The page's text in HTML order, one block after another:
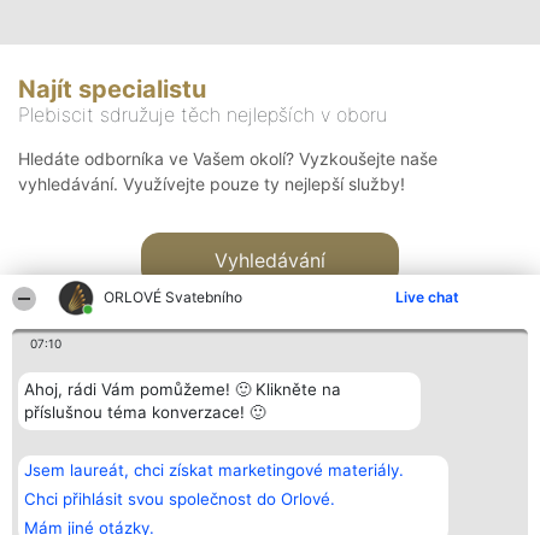
ORLOVÉ Svatebního Live chat
07:10
Ahoj, rádi Vám pomůžeme! 🙂 Klikněte na
příslušnou téma konverzace! 🙂
Jsem laureát, chci získat marketingové materiály.
Chci přihlásit svou společnost do Orlové.
Mám jiné otázky.
Najít specialistu
Plebiscit sdružuje těch nejlepších v oboru
Hledáte odborníka ve Vašem okolí? Vyzkoušejte naše
vyhledávání. Využívejte pouze ty nejlepší služby!
Vyhledávání
Bright Side Solutions sp. z o.
o. sp. k.
ul. Ruska 22
Wrocław 50-079
KRS 0000749100 | Regon
Vítězové
Seznam všech
laureátů
Zásady
Kontakt